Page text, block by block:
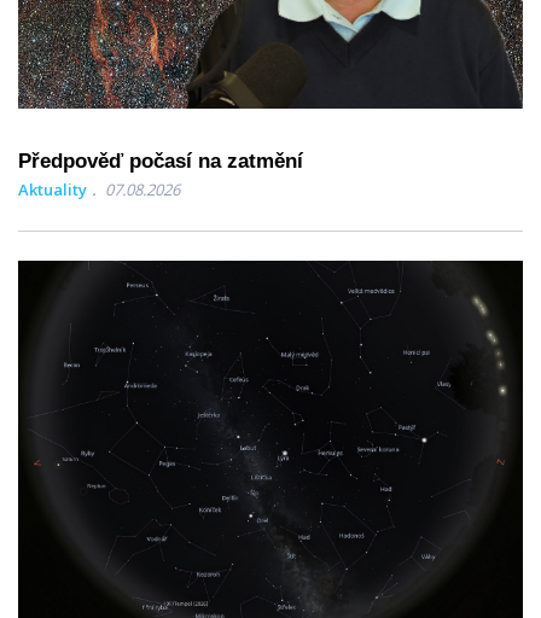
Předpověď počasí na zatmění
Aktuality 07.08.2026